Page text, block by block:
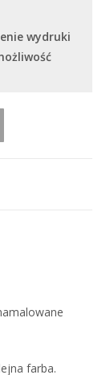
wydruki
farba.